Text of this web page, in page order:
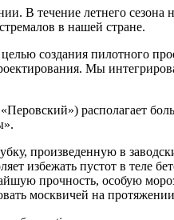
В течение летнего сезона
в нашей стране.
создания пилотного
Мы
располагает
произведенную в
избежать пустот в теле
прочность, особую
москвичей на